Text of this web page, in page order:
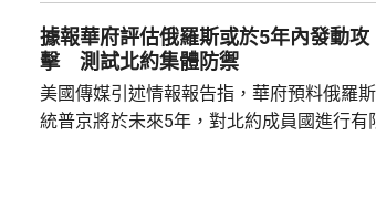
據報華府評估俄羅斯或於5年內發動攻
擊 測試北約集體防禦
美國傳媒引述情報報告指，華府預料俄羅
統普京將於未來5年，對北約成員國進行有